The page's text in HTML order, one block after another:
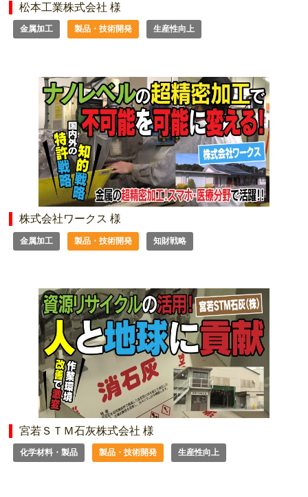
松本工業株式会社 様
金属加工 製品・技術開発 生産性向上
株式会社ワークス 様
金属加工 製品・技術開発 知財戦略
宮若ＳＴＭ石灰株式会社 様
化学材料・製品 製品・技術開発 生産性向上